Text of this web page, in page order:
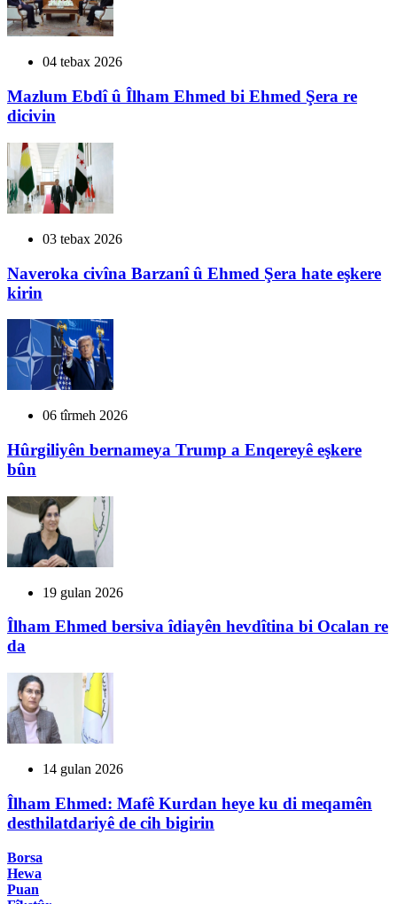
04 tebax 2026
Mazlum Ebdî û Îlham Ehmed bi Ehmed Şera re
dicivin
03 tebax 2026
Naveroka civîna Barzanî û Ehmed Şera hate eşkere
kirin
06 tîrmeh 2026
Hûrgiliyên bernameya Trump a Enqereyê eşkere
bûn
19 gulan 2026
Îlham Ehmed bersiva îdiayên hevdîtina bi Ocalan re
da
14 gulan 2026
Îlham Ehmed: Mafê Kurdan heye ku di meqamên
desthilatdariyê de cih bigirin
Borsa
Hewa
Puan